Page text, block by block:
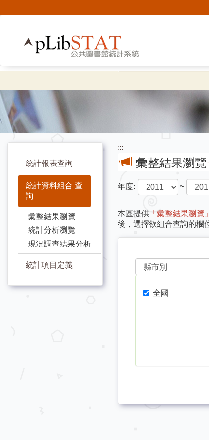
統計報表查詢
統計資料組合 查
詢
彙整結果瀏覽
統計分析瀏覽
現況調查結果分析
統計項目定義
:::
彙整結果瀏覽
年度: ~
本區提供 「彙整結果瀏覽
後，選擇欲組合查詢的欄
全國